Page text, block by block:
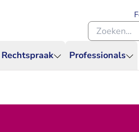
Professionals
Zoeken